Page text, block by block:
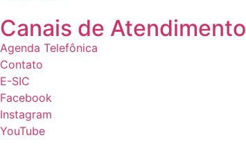
Canais de Atendimento
Agenda Telefônica
Contato
E-SIC
Facebook
Instagram
YouTube